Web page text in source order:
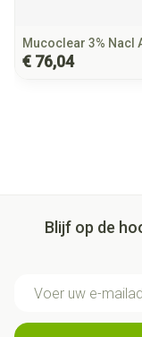
Mucoclear 3% Nacl
€ 76,04
Blijf op de